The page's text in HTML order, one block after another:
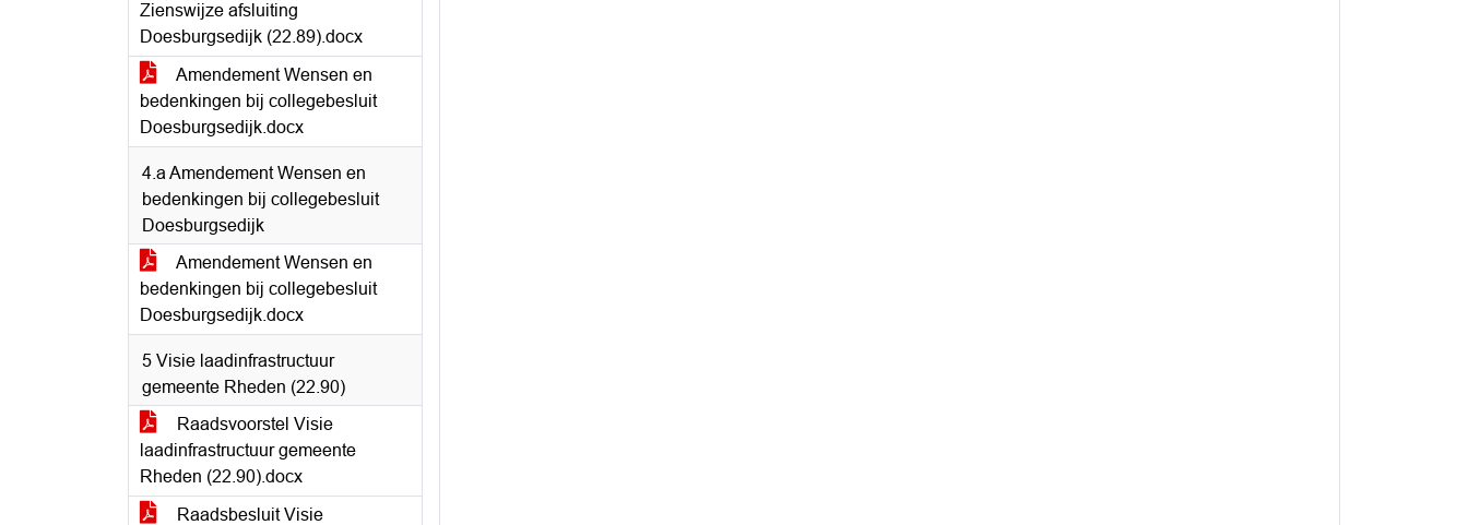
Zienswijze afsluiting
Doesburgsedijk (22.89).docx
Amendement Wensen en
bedenkingen bij collegebesluit
Doesburgsedijk.docx
4.a Amendement Wensen en
bedenkingen bij collegebesluit
Doesburgsedijk
Amendement Wensen en
bedenkingen bij collegebesluit
Doesburgsedijk.docx
5 Visie laadinfrastructuur
gemeente Rheden (22.90)
Raadsvoorstel Visie
laadinfrastructuur gemeente
Rheden (22.90).docx
Raadsbesluit Visie